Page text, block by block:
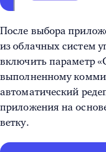
После выбора
из облачных систем
включить параметр
выполненному
автоматический
приложения на
ветку.